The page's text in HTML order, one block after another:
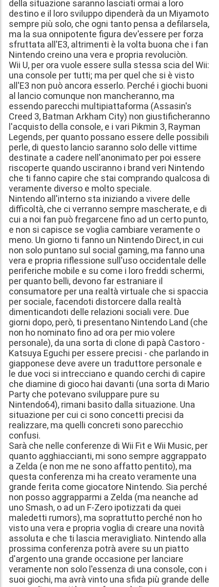
della situazione saranno lasciati ormai a loro
destino e il loro sviluppo dipenderà da un Miyamoto
sempre più solo, che ogni tanto pensa a defilarsela,
ma la sua onnipotente figura dev'essere per forza
sfruttata all'E3, altrimenti è la volta buona che i fan
Nintendo creino una vera e propria revoluciòn.
Wii U, per ora vuole essere sulla stessa scia del Wii:
una console per tutti; ma per quel che si è visto
all'E3 non può ancora esserlo. Perché i giochi buoni
al lancio comunque non mancheranno, ma
essendo parecchi multipiattaforma (Assasin's
Creed 3, Batman Arkham City) non giustificheranno
l'acquisto della console, e i vari Pikmin 3, Rayman
Legends, per quanto possano essere delle possibili
perle, di questo lancio saranno solo delle vittime
destinate a cadere nell'anonimato per poi essere
riscoperte quando usciranno i brand veri Nintendo
che ti fanno capire che stai comprando qualcosa di
veramente diverso e molto speciale.
Nintendo all'interno sta iniziando a vivere delle
difficoltà, che ci verranno sempre mascherate, e di
cui a noi fan può fregarcene fino ad un certo punto,
e non si capisce se voglia cambiare veramente o
meno. Un giorno ti fanno un Nintendo Direct, in cui
non solo puntano sul social gaming, ma fanno una
vera e propria riflessione sull'uso occidentale delle
periferiche mobile e su come i loro freddi schermi,
per quanto belli, devono far estraniare il
consumatore per una realtà virtuale che si spaccia
per sociale, facendoti distorcere dalla realtà
dimenticandoti delle relazioni sociali vere. Due
giorni dopo, però, ti presentano Nintendo Land (che
non ho nominato fino ad ora per mio volere
personale), da una sorta di clone di papà Castoro -
Katsuya Eguchi per essere precisi - che parlando in
giapponese deve avere un traduttore personale e
le due voci si intrecciano e quando cerchi di capire
che diamine di gioco hai davanti (una sorta di Mario
Party che potevano sviluppare pure su
Nintendo64), rimani basito dalla situazione. Una
situazione per cui ci sono concetti precisi da
realizzare, ma quelli concreti sono parecchio
confusi.
Sarà che nelle conferenze di Wii Fit e Wii Music, per
quanto agghiaccianti, mi sono sempre aggrappato
a Zelda (e non me ne sono affatto pentito), ma
questa conferenza mi ha creato veramente una
grande ferita come giocatore Nintendo. Sia perché
non posso aggrapparmi a Zelda (ma neanche ad
uno Smash, o ad un F-Zero ipotizzati da quei
maledetti rumors), ma soprattutto perché non ho
visto una vera e propria voglia di creare una novità
assoluta e che ti lascia meravigliato. Nintendo alla
prossima conferenza potrà avere su un piatto
d'argento una grande occasione per lanciare
veramente non solo l'essenza di una console, con i
suoi giochi, ma avrà vinto una sfida più grande delle